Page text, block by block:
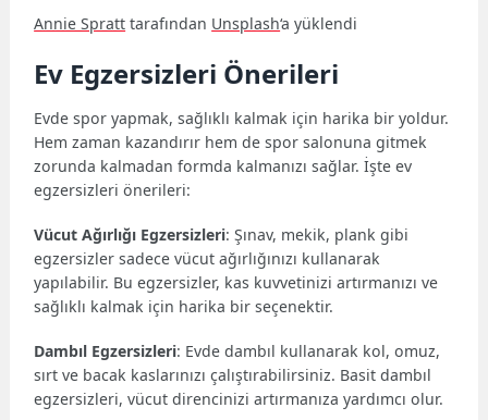
Annie Spratt tarafından Unsplash‘a yüklendi
Ev Egzersizleri Önerileri
Evde spor yapmak, sağlıklı kalmak için harika bir yoldur.
Hem zaman kazandırır hem de spor salonuna gitmek
zorunda kalmadan formda kalmanızı sağlar. İşte ev
egzersizleri önerileri:
Vücut Ağırlığı Egzersizleri: Şınav, mekik, plank gibi
egzersizler sadece vücut ağırlığınızı kullanarak
yapılabilir. Bu egzersizler, kas kuvvetinizi artırmanızı ve
sağlıklı kalmak için harika bir seçenektir.
Dambıl Egzersizleri: Evde dambıl kullanarak kol, omuz,
sırt ve bacak kaslarınızı çalıştırabilirsiniz. Basit dambıl
egzersizleri, vücut direncinizi artırmanıza yardımcı olur.